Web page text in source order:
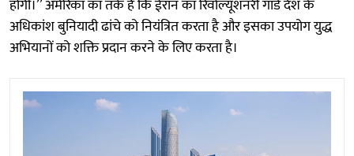
होगी।’’ अमेरिका का तर्क है कि ईरान का रिवोल्यूशनरी गार्ड देश के
अधिकांश बुनियादी ढांचे को नियंत्रित करता है और इसका उपयोग युद्ध
अभियानों को शक्ति प्रदान करने के लिए करता है।